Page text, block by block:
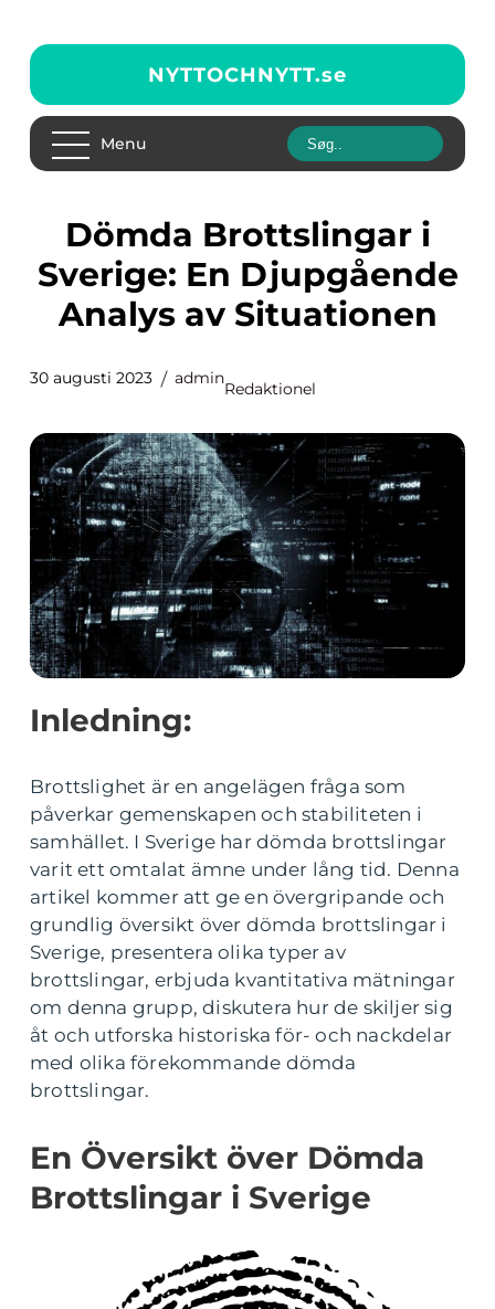
NYTTOCHNYTT.se
Menu
Dömda Brottslingar i
Sverige: En Djupgående
Analys av Situationen
30 augusti 2023 admin
Redaktionel
Inledning:
Brottslighet är en angelägen fråga som
påverkar gemenskapen och stabiliteten i
samhället. I Sverige har dömda brottslingar
varit ett omtalat ämne under lång tid. Denna
artikel kommer att ge en övergripande och
grundlig översikt över dömda brottslingar i
Sverige, presentera olika typer av
brottslingar, erbjuda kvantitativa mätningar
om denna grupp, diskutera hur de skiljer sig
åt och utforska historiska för- och nackdelar
med olika förekommande dömda
brottslingar.
En Översikt över Dömda
Brottslingar i Sverige